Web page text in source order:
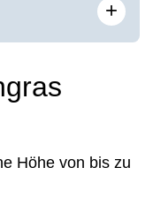
+
Höhe von bis zu